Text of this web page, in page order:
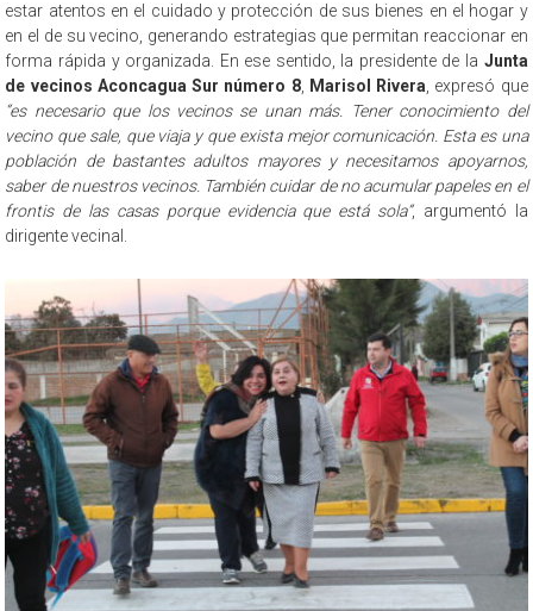
estar atentos en el cuidado y protección de sus bienes en el hogar y
en el de su vecino, generando estrategias que permitan reaccionar en
forma rápida y organizada. En ese sentido, la presidente de la Junta
de vecinos Aconcagua Sur número 8, Marisol Rivera, expresó que
“es necesario que los vecinos se unan más. Tener conocimiento del
vecino que sale, que viaja y que exista mejor comunicación. Esta es una
población de bastantes adultos mayores y necesitamos apoyarnos,
saber de nuestros vecinos. También cuidar de no acumular papeles en el
frontis de las casas porque evidencia que está sola”, argumentó la
dirigente vecinal.